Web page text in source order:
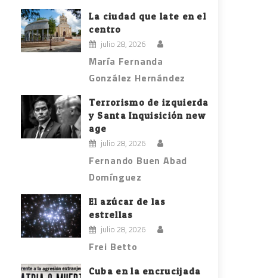
La ciudad que late en el
centro
julio 28, 2026
María Fernanda
González Hernández
Terrorismo de izquierda
y Santa Inquisición new
age
julio 28, 2026
Fernando Buen Abad
Domínguez
El azúcar de las
estrellas
julio 28, 2026
Frei Betto
Cuba en la encrucijada